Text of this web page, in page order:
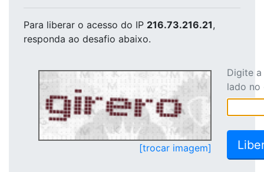
Para liberar o acesso do IP 216.73.216.21,
responda ao desafio abaixo.
[trocar imagem]
Digite
lado no